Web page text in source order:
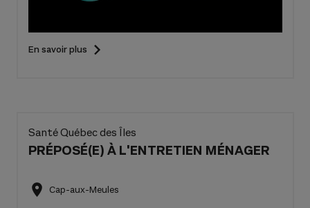
En savoir plus
Santé Québec des Îles
PRÉPOSÉ(E) À L'ENTRETIEN MÉNAGER
Cap-aux-Meules